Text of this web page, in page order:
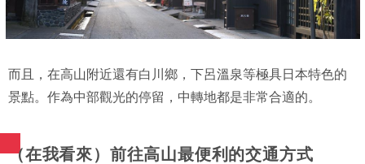
而且，在高山附近還有白川鄉，下呂溫泉等極具日本特色的
景點。作為中部觀光的停留，中轉地都是非常合適的。
（在我看來）前往高山最便利的交通方式